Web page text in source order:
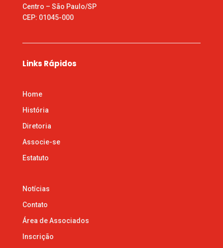
Centro – São Paulo/SP
CEP: 01045-000
Links Rápidos
Home
História
Diretoria
Associe-se
Estatuto
Notícias
Contato
Área de Associados
Inscrição